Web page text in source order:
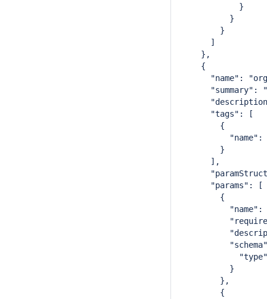
}
}
}
]
},
{
"name":
"summary":
"description":
"tags": [
{
"name":
}
],
"params": [
{
"name":
"description":
"type":
}
},
{